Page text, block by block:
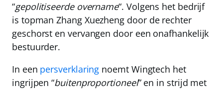
“gepolitiseerde overname“. Volgens het bedrijf
is topman Zhang Xuezheng door de rechter
geschorst en vervangen door een onafhankelijk
bestuurder.
In een persverklaring noemt Wingtech het
ingrijpen “buitenproportioneel” en in strijd met